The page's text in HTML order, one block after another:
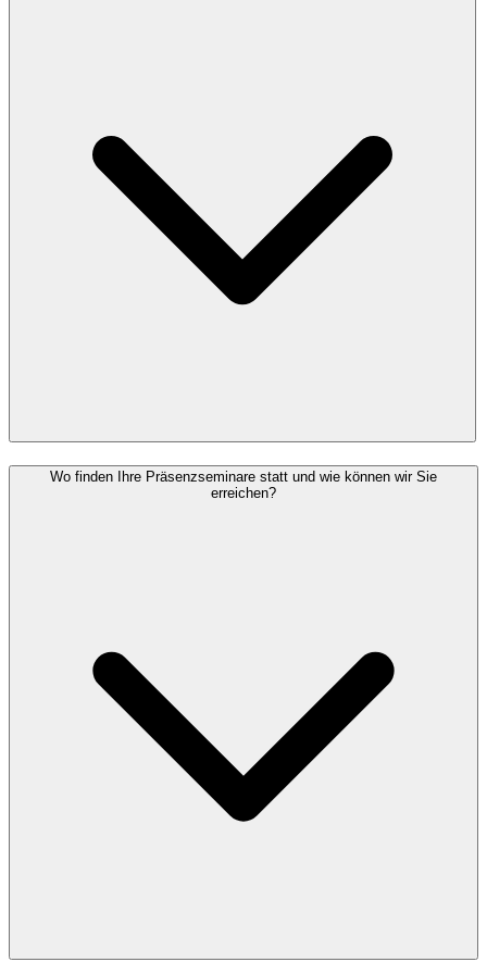
Wo finden Ihre Präsenzseminare statt und wie können wir Sie
erreichen?